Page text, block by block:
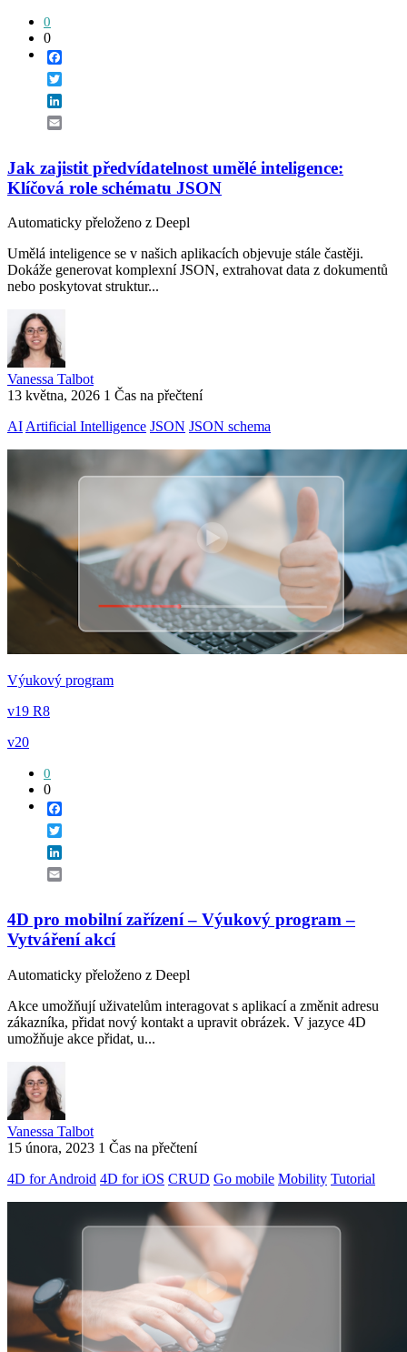
0
0
Jak zajistit předvídatelnost umělé inteligence:
Klíčová role schématu JSON
Automaticky přeloženo z Deepl
Umělá inteligence se v našich aplikacích objevuje stále častěji.
Dokáže generovat komplexní JSON, extrahovat data z dokumentů
nebo poskytovat struktur...
Vanessa Talbot
13 května, 2026 1 Čas na přečtení
AI Artificial Intelligence JSON JSON schema
Výukový program
v19 R8
v20
0
0
4D pro mobilní zařízení – Výukový program –
Vytváření akcí
Automaticky přeloženo z Deepl
Akce umožňují uživatelům interagovat s aplikací a změnit adresu
zákazníka, přidat nový kontakt a upravit obrázek. V jazyce 4D
umožňuje akce přidat, u...
Vanessa Talbot
15 února, 2023 1 Čas na přečtení
4D for Android 4D for iOS CRUD Go mobile Mobility Tutorial